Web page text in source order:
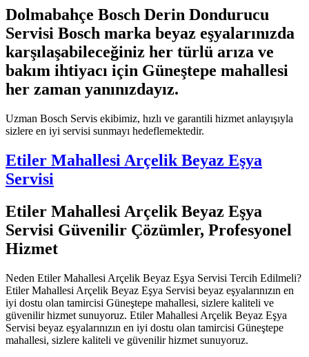
Dolmabahçe Bosch Derin Dondurucu
Servisi Bosch marka beyaz eşyalarınızda
karşılaşabileceğiniz her türlü arıza ve
bakım ihtiyacı için Güneştepe mahallesi
her zaman yanınızdayız.
Uzman Bosch Servis ekibimiz, hızlı ve garantili hizmet anlayışıyla
sizlere en iyi servisi sunmayı hedeflemektedir.
Etiler Mahallesi Arçelik Beyaz Eşya
Servisi
Etiler Mahallesi Arçelik Beyaz Eşya
Servisi Güvenilir Çözümler, Profesyonel
Hizmet
Neden Etiler Mahallesi Arçelik Beyaz Eşya Servisi Tercih Edilmeli?
Etiler Mahallesi Arçelik Beyaz Eşya Servisi beyaz eşyalarınızın en
iyi dostu olan tamircisi Güneştepe mahallesi, sizlere kaliteli ve
güvenilir hizmet sunuyoruz. Etiler Mahallesi Arçelik Beyaz Eşya
Servisi beyaz eşyalarınızın en iyi dostu olan tamircisi Güneştepe
mahallesi, sizlere kaliteli ve güvenilir hizmet sunuyoruz.